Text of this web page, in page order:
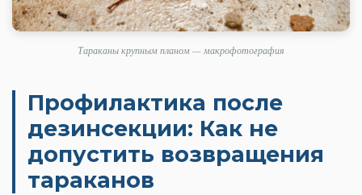
Тараканы крупным планом — макрофотография
Профилактика после
дезинсекции: Как не
допустить возвращения
тараканов